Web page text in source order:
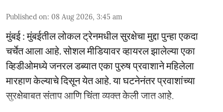
Published on: 08 Aug 2026, 3:45 am
मुंबई : मुंबईतील लोकल ट्रेनमधील सुरक्षेचा मुद्दा पुन्हा एकदा
चर्चेत आला आहे. सोशल मीडियावर व्हायरल झालेल्या एका
व्हिडीओमध्ये जनरल डब्यात एका पुरुष प्रवाशाने महिलेला
मारहाण केल्याचे दिसून येत आहे. या घटनेनंतर प्रवाशांच्या
सुरक्षेबाबत संताप आणि चिंता व्यक्त केली जात आहे.